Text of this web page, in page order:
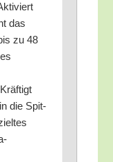
das
zu 48
die Spit­